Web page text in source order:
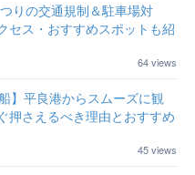
りの交通規制＆駐車場対
セス・おすすめスポットも紹
64 views
】平良港からスムーズに観
押さえるべき理由とおすすめ
45 views